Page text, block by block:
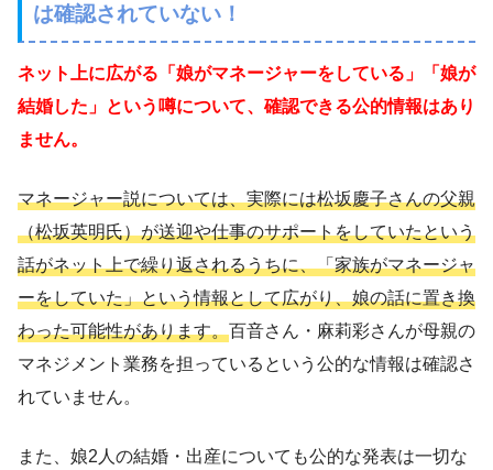
は確認されていない！
ネット上に広がる「娘がマネージャーをしている」「娘が
結婚した」という噂について、確認できる公的情報はあり
ません。
マネージャー説については、実際には松坂慶子さんの父親
（松坂英明氏）が送迎や仕事のサポートをしていたという
話がネット上で繰り返されるうちに、「家族がマネージャ
ーをしていた」という情報として広がり、娘の話に置き換
わった可能性があります。百音さん・麻莉彩さんが母親の
マネジメント業務を担っているという公的な情報は確認さ
れていません。
また、娘2人の結婚・出産についても公的な発表は一切な